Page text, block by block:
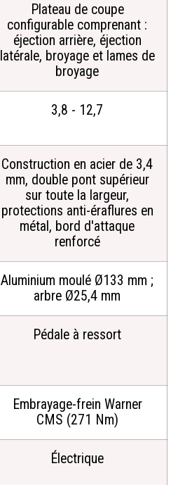
Plateau de coupe
configurable comprenant :
éjection arrière, éjection
latérale, broyage et lames de
broyage
3,8 - 12,7
Construction en acier de 3,4
mm, double pont supérieur
sur toute la largeur,
protections anti-éraflures en
métal, bord d'attaque
renforcé
Aluminium moulé Ø133 mm ;
arbre Ø25,4 mm
Pédale à ressort
Embrayage-frein Warner
CMS (271 Nm)
Électrique